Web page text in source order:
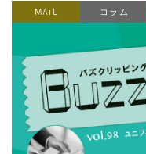
MAiL コラム